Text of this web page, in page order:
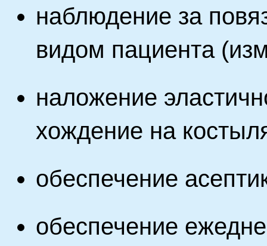
наблюдение за
видом пациента
наложение
хождение на
обеспечение
обеспечение